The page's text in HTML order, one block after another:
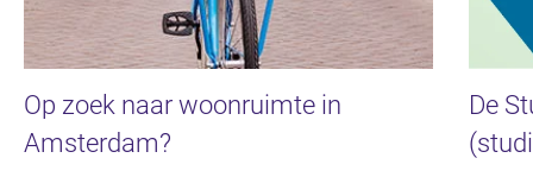
Op zoek naar woonruimte in
Amsterdam?
De